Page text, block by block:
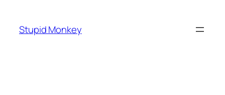
content
Stupid Monkey